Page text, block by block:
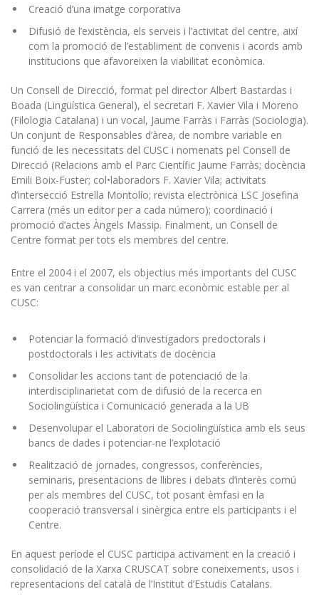
Creació d’una imatge corporativa
Difusió de l’existència, els serveis i l’activitat del centre, així
com la promoció de l’establiment de convenis i acords amb
institucions que afavoreixen la viabilitat econòmica.
Un Consell de Direcció, format pel director Albert Bastardas i
Boada (Lingüística General), el secretari F. Xavier Vila i Moreno
(Filologia Catalana) i un vocal, Jaume Farràs i Farràs (Sociologia).
Un conjunt de Responsables d’àrea, de nombre variable en
funció de les necessitats del CUSC i nomenats pel Consell de
Direcció (Relacions amb el Parc Científic Jaume Farràs; docència
Emili Boix-Fuster; col•laboradors F. Xavier Vila; activitats
d’intersecció Estrella Montolío; revista electrònica LSC Josefina
Carrera (més un editor per a cada número); coordinació i
promoció d’actes Àngels Massip. Finalment, un Consell de
Centre format per tots els membres del centre.
Entre el 2004 i el 2007, els objectius més importants del CUSC
es van centrar a consolidar un marc econòmic estable per al
CUSC:
Potenciar la formació d’investigadors predoctorals i
postdoctorals i les activitats de docència
Consolidar les accions tant de potenciació de la
interdisciplinarietat com de difusió de la recerca en
Sociolingüística i Comunicació generada a la UB
Desenvolupar el Laboratori de Sociolingüística amb els seus
bancs de dades i potenciar-ne l’explotació
Realització de jornades, congressos, conferències,
seminaris, presentacions de llibres i debats d’interès comú
per als membres del CUSC, tot posant èmfasi en la
cooperació transversal i sinèrgica entre els participants i el
Centre.
En aquest període el CUSC participa activament en la creació i
consolidació de la Xarxa CRUSCAT sobre coneixements, usos i
representacions del català de l’Institut d’Estudis Catalans.